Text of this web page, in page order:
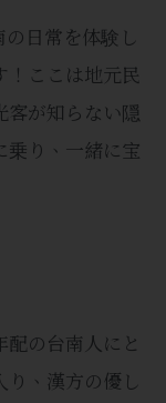
日常を体験し
！ここは地元民
客が知らない隠
乗り、一緒に宝
の台南人にと
り、漢方の優し